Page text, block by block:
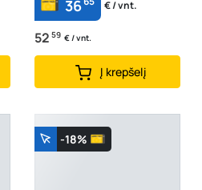
36 € / vnt.
52 59 € / vnt.
Į krepšelį
-18%